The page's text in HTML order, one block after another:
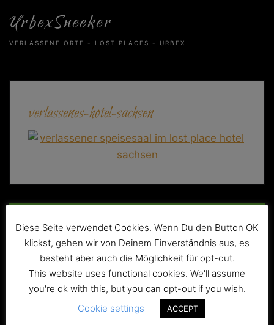
content
UrbexSneeker
VERLASSENE ORTE - LOST PLACES - URBEX
verlassenes-hotel-sachsen
Tanzsaal
Diese Seite verwendet Cookies. Wenn Du den Button OK
klickst, gehen wir von Deinem Einverständnis aus, es
besteht aber auch die Möglichkeit für opt-out.
This website uses functional cookies. We'll assume
you're ok with this, but you can opt-out if you wish.
Cookie settings
ACCEPT